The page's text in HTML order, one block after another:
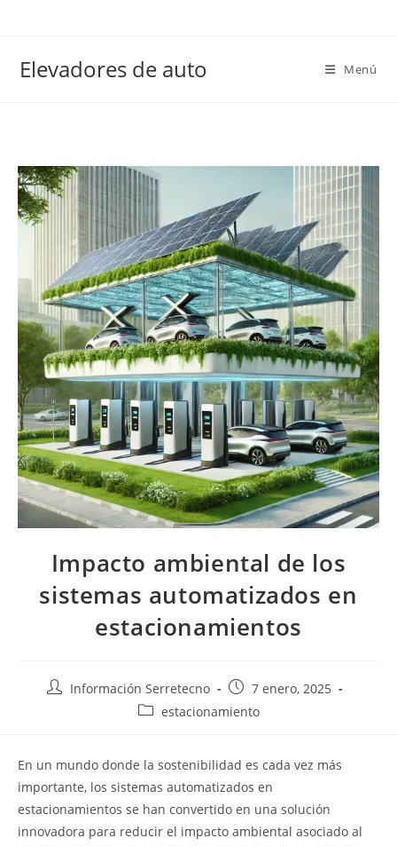
Elevadores de auto Menú
Impacto ambiental de los
sistemas automatizados en
estacionamientos
Información Serretecno
7 enero, 2025
estacionamiento
En un mundo donde la sostenibilidad es cada vez más
importante, los sistemas automatizados en
estacionamientos se han convertido en una solución
innovadora para reducir el impacto ambiental asociado al